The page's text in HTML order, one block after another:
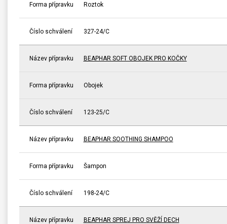
Forma přípravku Roztok
Číslo schválení 327-24/C
Název přípravku BEAPHAR SOFT OBOJEK PRO KOČKY
Forma přípravku Obojek
Číslo schválení 123-25/C
Název přípravku BEAPHAR SOOTHING SHAMPOO
Forma přípravku Šampon
Číslo schválení 198-24/C
Název přípravku BEAPHAR SPREJ PRO SVĚŽÍ DECH